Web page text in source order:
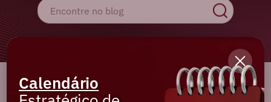
Cadastre-se e receba os melhores
Calendário